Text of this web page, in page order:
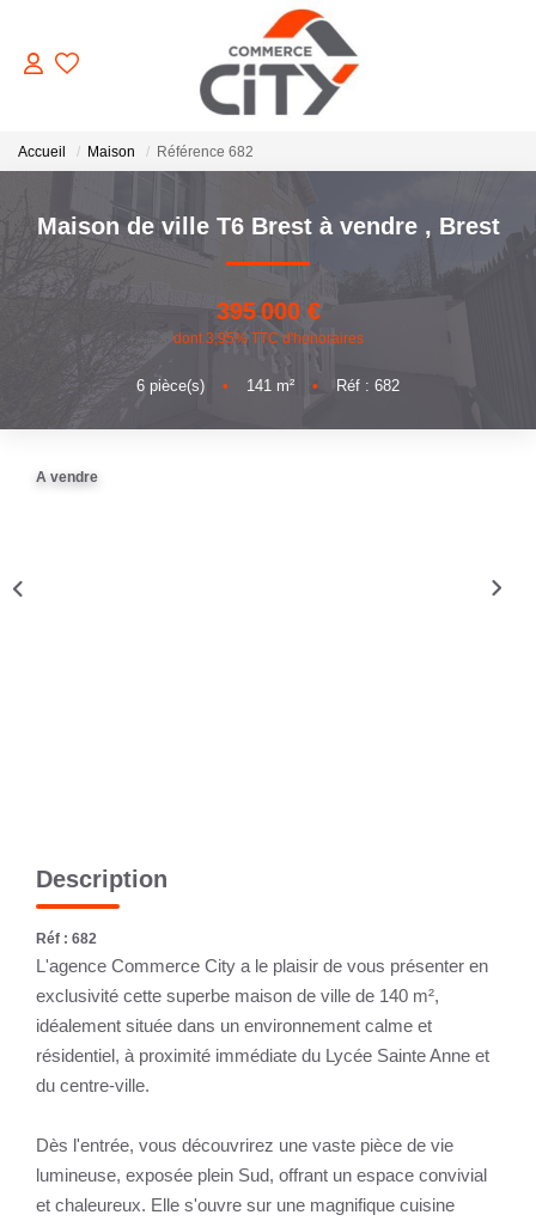
ACHETER
VENDRE
LOUER
Accueil Maison Référence 682
Maison de ville T6 Brest à vendre , Brest
395 000 €
dont 3,95% TTC d'honoraires
6 pièce(s) • 141 m² • Réf : 682
A vendre
Description
Réf : 682
L'agence Commerce City a le plaisir de vous présenter en
exclusivité cette superbe maison de ville de 140 m²,
idéalement située dans un environnement calme et
résidentiel, à proximité immédiate du Lycée Sainte Anne et
du centre-ville.
Dès l'entrée, vous découvrirez une vaste pièce de vie
lumineuse, exposée plein Sud, offrant un espace convivial
et chaleureux. Elle s'ouvre sur une magnifique cuisine